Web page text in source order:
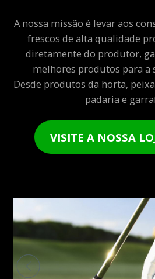
A nossa missão é levar aos
frescos de alta qualidade
diretamente do produtor,
melhores produtos para a
Desde produtos da horta,
padaria e
VISITE A NOSSA